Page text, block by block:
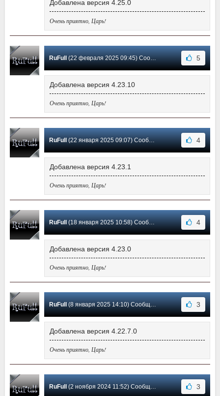
Добавлена версия 4.25.0
Очень приятно, Царь!
RuFull (22 февраля 2025 09:45) Сообщение #26 5
Добавлена версия 4.23.10
Очень приятно, Царь!
RuFull (22 января 2025 09:07) Сообщение #25 4
Добавлена версия 4.23.1
Очень приятно, Царь!
RuFull (18 января 2025 10:58) Сообщение #24 4
Добавлена версия 4.23.0
Очень приятно, Царь!
RuFull (8 января 2025 14:10) Сообщение #23 3
Добавлена версия 4.22.7.0
Очень приятно, Царь!
RuFull (2 ноября 2024 11:52) Сообщение #22 3